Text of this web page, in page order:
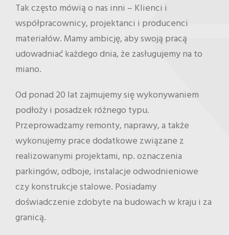
Tak często mówią o nas inni – Klienci i
współpracownicy, projektanci i producenci
materiałów. Mamy ambicję, aby swoją pracą
udowadniać każdego dnia, że zasługujemy na to
miano.
Od ponad 20 lat zajmujemy się wykonywaniem
podłoży i posadzek różnego typu.
Przeprowadzamy remonty, naprawy, a także
wykonujemy prace dodatkowe związane z
realizowanymi projektami, np. oznaczenia
parkingów, odboje, instalacje odwodnieniowe
czy konstrukcje stalowe. Posiadamy
doświadczenie zdobyte na budowach w kraju i za
granicą.